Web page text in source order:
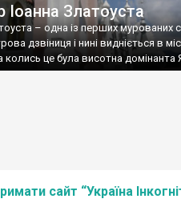
Іоанна Златоуста
– одна із перших мурованих
дзвіниця і нині видніється в
колись це була висотна домінанта
сайт “Україна